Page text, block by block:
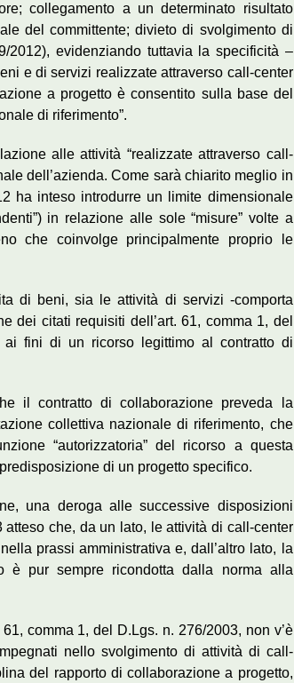
collegamento a un determinato risultato
del committente; divieto di svolgimento di
2012), evidenziando tuttavia la specificità –
e di servizi realizzate attraverso call-center
a progetto è consentito sulla base del
di riferimento”.
alle attività “realizzate attraverso call-
dell’azienda. Come sarà chiarito meglio in
ha inteso introdurre un limite dimensionale
in relazione alle sole “misure” volte a
che coinvolge principalmente proprio le
di beni, sia le attività di servizi -comporta
dei citati requisiti dell’art. 61, comma 1, del
ai fini di un ricorso legittimo al contratto di
il contratto di collaborazione preveda la
collettiva nazionale di riferimento, che
“autorizzatoria” del ricorso a questa
di un progetto specifico.
una deroga alle successive disposizioni
che, da un lato, le attività di call-center
prassi amministrativa e, dall’altro lato, la
è pur sempre ricondotta dalla norma alla
comma 1, del D.Lgs. n. 276/2003, non v’è
nello svolgimento di attività di call-
del rapporto di collaborazione a progetto,